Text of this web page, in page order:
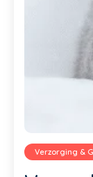
Verzorging &